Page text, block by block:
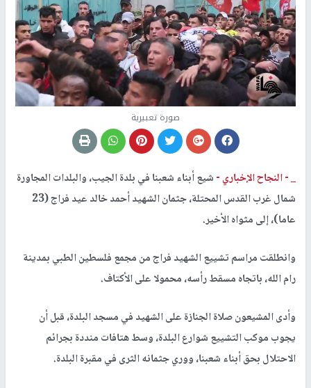
صورة تعبيرية
_ -النجاح الإخباري -شيع أبناء شعبنا في بلدة الجيب، والبلدات المجاورة
شمال غرب القدس المحتلة، جثمان الشهيد أحمد خالد عيد فراج (23
عاما)، إلى مثواه الأخير.
وانطلقت مراسم تشييع الشهيد فراج من مجمع فلسطين الطبي بمدينة
رام الله، باتجاه مسقط رأسه، محمولا على الأكتاف.
وأدى المشيعون صلاة الجنازة على الشهيد في مسجد البلدة، قبل أن
يجوب موكب التشييع شوارع البلدة، وسط هتافات منددة بجرائم
الاحتلال بحق أبناء شعبنا، ووري جثمانه الثرى في مقبرة البلدة.